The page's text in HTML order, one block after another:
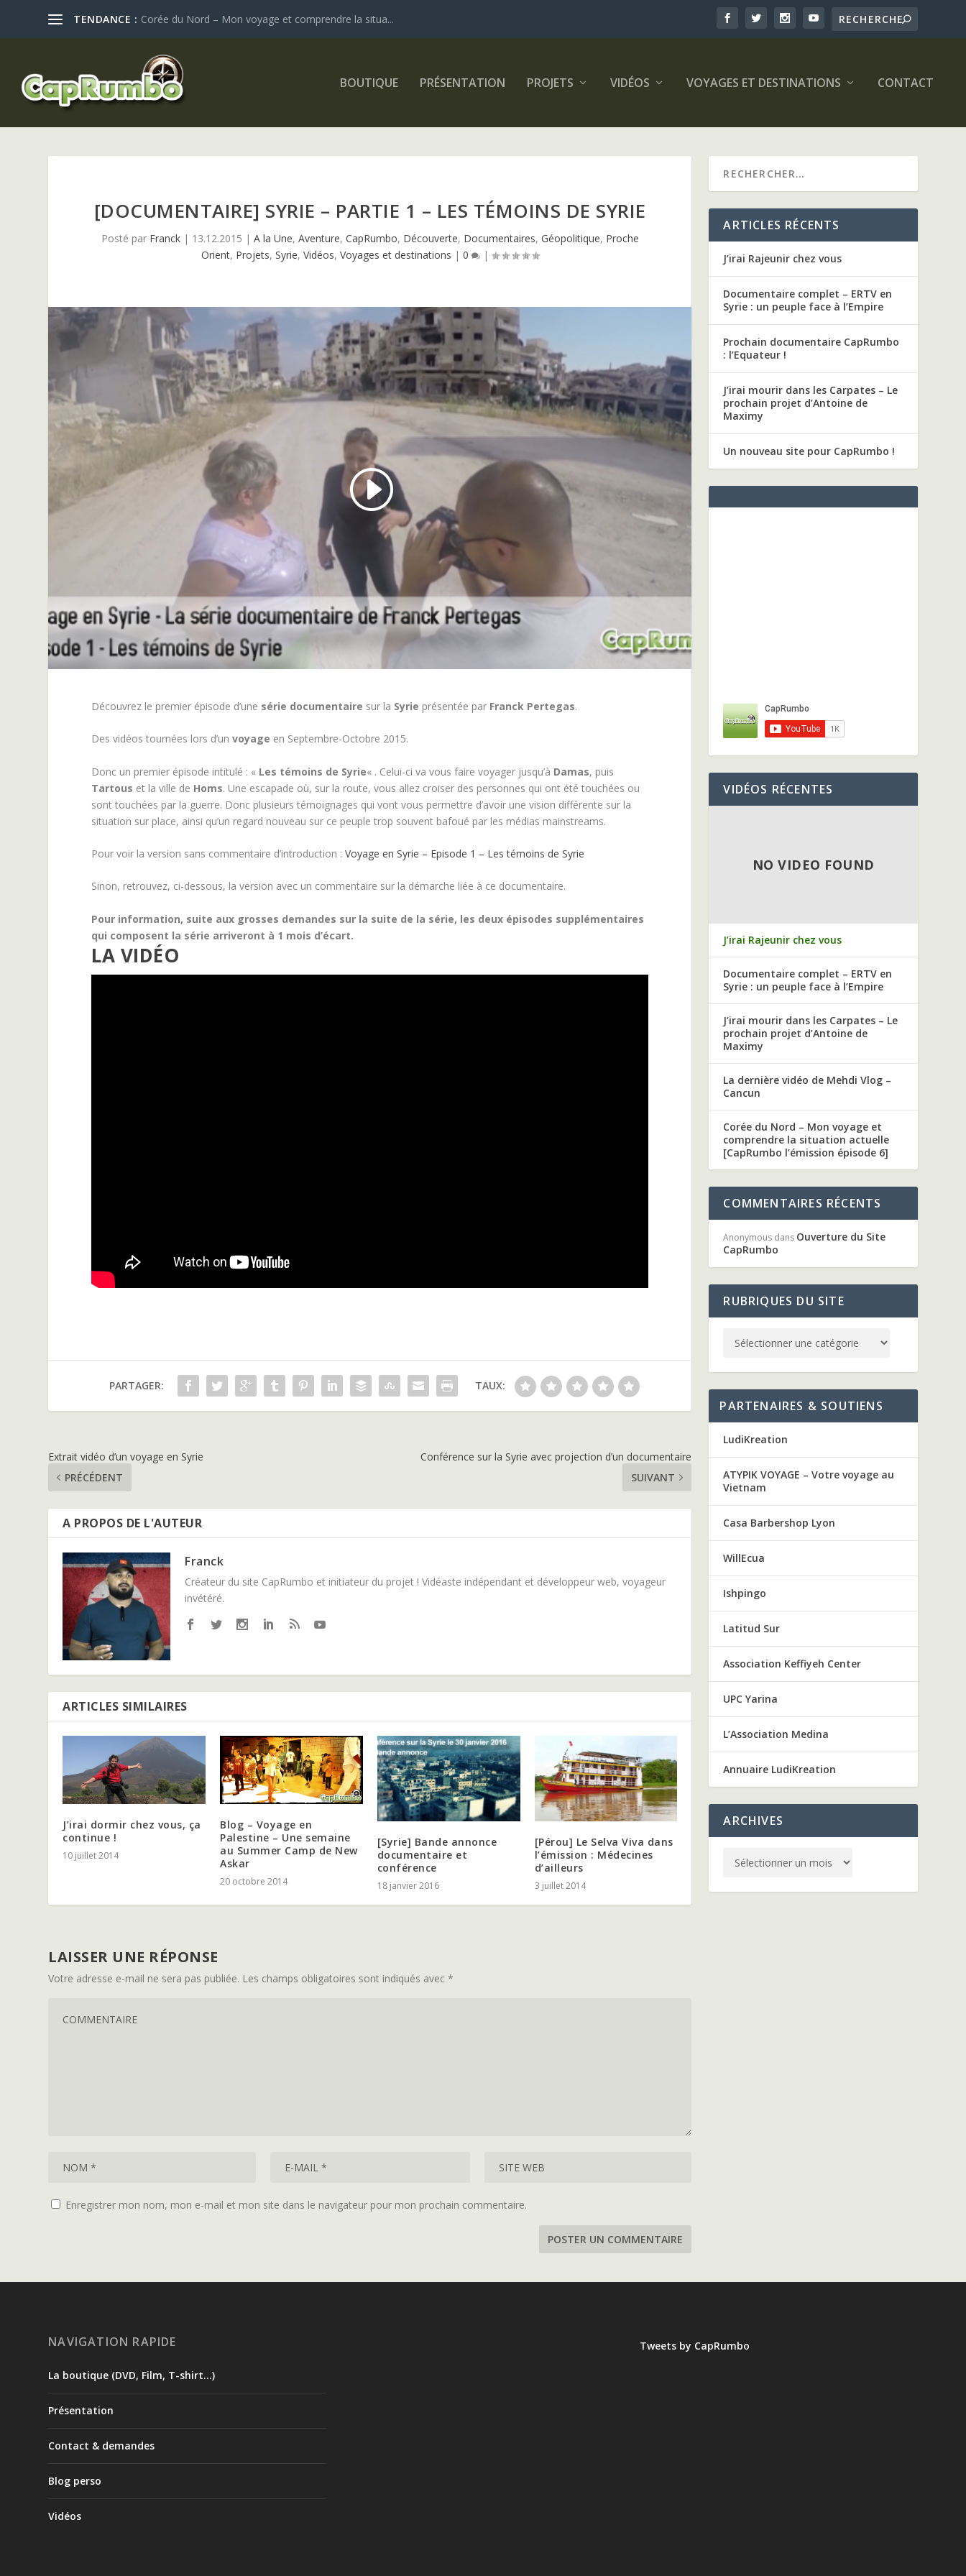
TENDANCE : Corée du Nord – Mon voyage et comprendre la situa...
BOUTIQUE PRÉSENTATION PROJETS VIDÉOS VOYAGES ET DESTINATIONS CONTACT
[DOCUMENTAIRE] SYRIE – PARTIE 1 – LES TÉMOINS DE SYRIE
Posté par Franck| 13.12.2015 | A la Une, Aventure, CapRumbo, Découverte, Documentaires, Géopolitique, Proche
Orient, Projets, Syrie, Vidéos, Voyages et destinations | 0 |
Découvrez le premier épisode d’une série documentaire sur la Syrie présentée par Franck Pertegas.
Des vidéos tournées lors d’unvoyage en Septembre-Octobre 2015.
Donc un premier épisode intitulé : « Les témoins de Syrie« . Celui-ci va vous faire voyager jusqu’à Damas, puis
Tartous et la ville de Homs. Une escapade où, sur la route, vous allez croiser des personnes qui ont été touchées ou
sont touchées par la guerre. Donc plusieurs témoignages qui vont vous permettre d’avoir une vision différente sur la
situation sur place, ainsi qu’un regard nouveau sur ce peuple trop souvent bafoué par les médias mainstreams.
Pour voir la version sans commentaire d’introduction :Voyage en Syrie – Episode 1 – Les témoins de Syrie
Sinon, retrouvez, ci-dessous, la version avec un commentaire sur la démarche liée à ce documentaire.
Pour information, suite aux grosses demandes sur la suite de la série, les deux épisodes supplémentaires
qui composent la série arriveront à 1 mois d’écart.
LA VIDÉO
PARTAGER: TAUX:
Extrait vidéo d’un voyage en Syrie
PRÉCÉDENT
Conférence sur la Syrie avec projection d’un documentaire
SUIVANT
A PROPOS DE L'AUTEUR
Franck
Créateur du site CapRumbo et initiateur du projet ! Vidéaste indépendant et développeur web, voyageur
invétéré.
ARTICLES SIMILAIRES
J’irai dormir chez vous, ça
continue !
10 juillet 2014
Blog – Voyage en
Palestine – Une semaine
au Summer Camp de New
Askar
20 octobre 2014
[Syrie] Bande annonce
documentaire et
conférence
18 janvier 2016
[Pérou] Le Selva Viva dans
l’émission : Médecines
d’ailleurs
3 juillet 2014
LAISSER UNE RÉPONSE
Votre adresse e-mail ne sera pas publiée. Les champs obligatoires sont indiqués avec*
Enregistrer mon nom, mon e-mail et mon site dans le navigateur pour mon prochain commentaire.
ARTICLES RÉCENTS
J’irai Rajeunir chez vous
Documentaire complet – ERTV en
Syrie : un peuple face à l’Empire
Prochain documentaire CapRumbo
: l’Equateur !
J’irai mourir dans les Carpates – Le
prochain projet d’Antoine de
Maximy
Un nouveau site pour CapRumbo !
VIDÉOS RÉCENTES
NO VIDEO FOUND
J’irai Rajeunir chez vous
Documentaire complet – ERTV en
Syrie : un peuple face à l’Empire
J’irai mourir dans les Carpates – Le
prochain projet d’Antoine de
Maximy
La dernière vidéo de Mehdi Vlog –
Cancun
Corée du Nord – Mon voyage et
comprendre la situation actuelle
[CapRumbo l’émission épisode 6]
COMMENTAIRES RÉCENTS
Anonymous dans Ouverture du Site
CapRumbo
RUBRIQUES DU SITE
PARTENAIRES & SOUTIENS
LudiKreation
ATYPIK VOYAGE – Votre voyage au
Vietnam
Casa Barbershop Lyon
WillEcua
Ishpingo
Latitud Sur
Association Keffiyeh Center
UPC Yarina
L’Association Medina
Annuaire LudiKreation
ARCHIVES
NAVIGATION RAPIDE
La boutique (DVD, Film, T-shirt…)
Présentation
Contact & demandes
Blog perso
Vidéos
Tweets by CapRumbo